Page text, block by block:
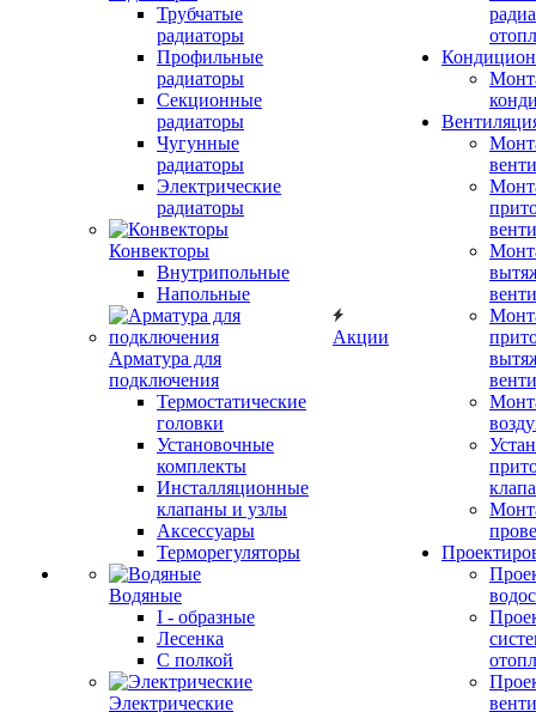
Трубчатые
радиаторы
Профильные
радиаторы
Секционные
радиаторы
Чугунные
радиаторы
Электрические
радиаторы
Конвекторы
Внутрипольные
Напольные
Арматура для
подключения
Термостатические
головки
Установочные
комплекты
Инсталляционные
клапаны и узлы
Аксессуары
Терморегуляторы
Водяные
I - образные
Лесенка
С полкой
Электрические
Акции